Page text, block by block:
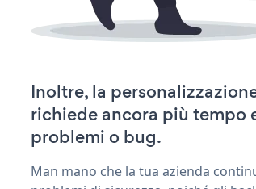
Inoltre, la
richiede ancora più tempo
problemi o bug.
Man mano che la tua azienda